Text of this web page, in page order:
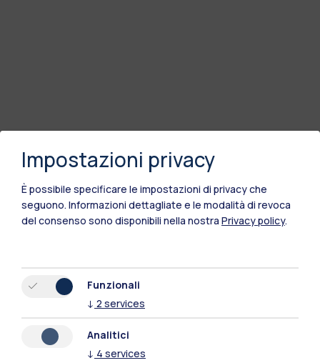
Impostazioni privacy
È possibile specificare le impostazioni di privacy che
seguono. Informazioni dettagliate e le modalità di revoca
del consenso sono disponibili nella nostra Privacy policy.
Funzionali
↓ 2 services
Analitici
↓ 4 services